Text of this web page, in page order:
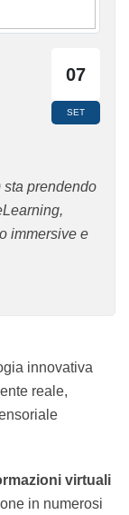
07
SET
prendendo
immersive e
innovativa
reale,
applicazione in